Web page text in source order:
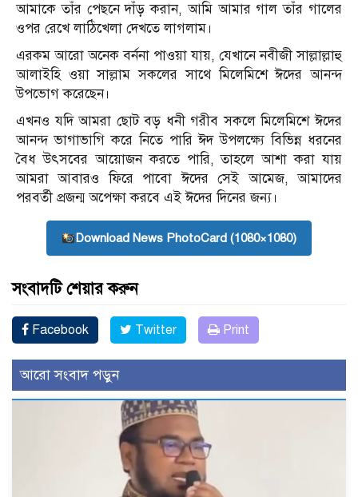
আমাকে তাঁর পেছনে দাঁড় করান, আমি আমার গাল তাঁর গালের
ওপর রেখে লাঠিখেলা দেখতে লাগলাম।
এরকম আরো অনেক বর্ননা পাওয়া যায়, যেখানে নবীজী সাল্লাল্লাহু
আলাইহি ওয়া সাল্লাম সকলের সাথে মিলেমিশে ঈদের আনন্দ
উপভোগ করেছেন।
এখনও যদি আমরা ছোট বড় ধনী গরীব সকলে মিলেমিশে ঈদের
আনন্দ ভাগাভাগি করে নিতে পারি ঈদ উপলক্ষ্যে বিভিন্ন ধরনের
বৈধ উৎসবের আয়োজন করতে পারি, তাহলে আশা করা যায়
আমরা আবারও ফিরে পাবো ঈদের সেই আমেজ, আমাদের
পরবর্তী প্রজন্ম অপেক্ষা করবে এই ঈদের দিনের জন্য।
Download News PhotoCard (1080×1080)
সংবাদটি শেয়ার করুন
Facebook Twitter Print
আরো সংবাদ পড়ুন